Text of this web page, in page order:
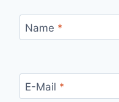
Name *
E-Mail *